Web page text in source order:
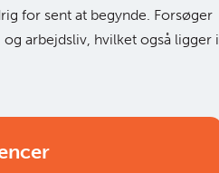
for sent at begynde. Forsøger
arbejdsliv, hvilket også ligger i